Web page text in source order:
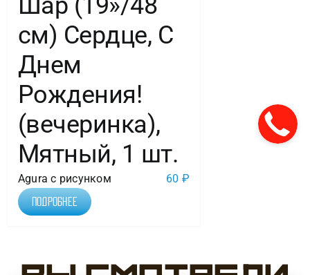
см) Сердце, С
Днем
Рождения!
(вечеринка),
Мятный, 1 шт.
Agura с рисунком 60 ₽
Подробнее